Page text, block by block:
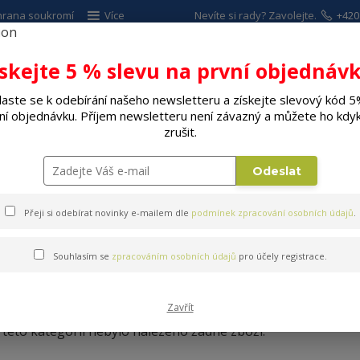
soukromí Více
Hledat
Nevíte si rady? Zavolejte.
SPOTŘEBIČE ELEKTRO DÍLNA A
Lžičky dezertní, nápojové
této kategorii nebylo nalezeno žádné zboží.
5 % slevu na první
se k odebírání našeho newsletteru a získejte slevový kód
objednávku. Příjem newsletteru není závazný a můžete ho
zrušit.
Odeslat
Přeji si odebírat novinky e-mailem dle podmínek zpracování osobních údajů.
Souhlasím se zpracováním osobních údajů pro účely registrace.
Zavřít